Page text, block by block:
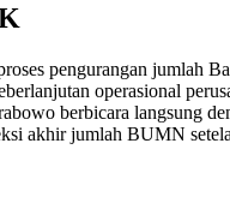
pengurangan jumlah
operasional
berbicara langsung
akhir jumlah BUMN